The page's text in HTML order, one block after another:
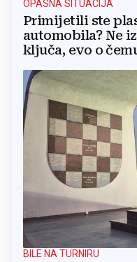
OPASNA SITUACIJA
Primijetili ste
automobila? Ne
ključa, evo o
BILE NA TURNIRU